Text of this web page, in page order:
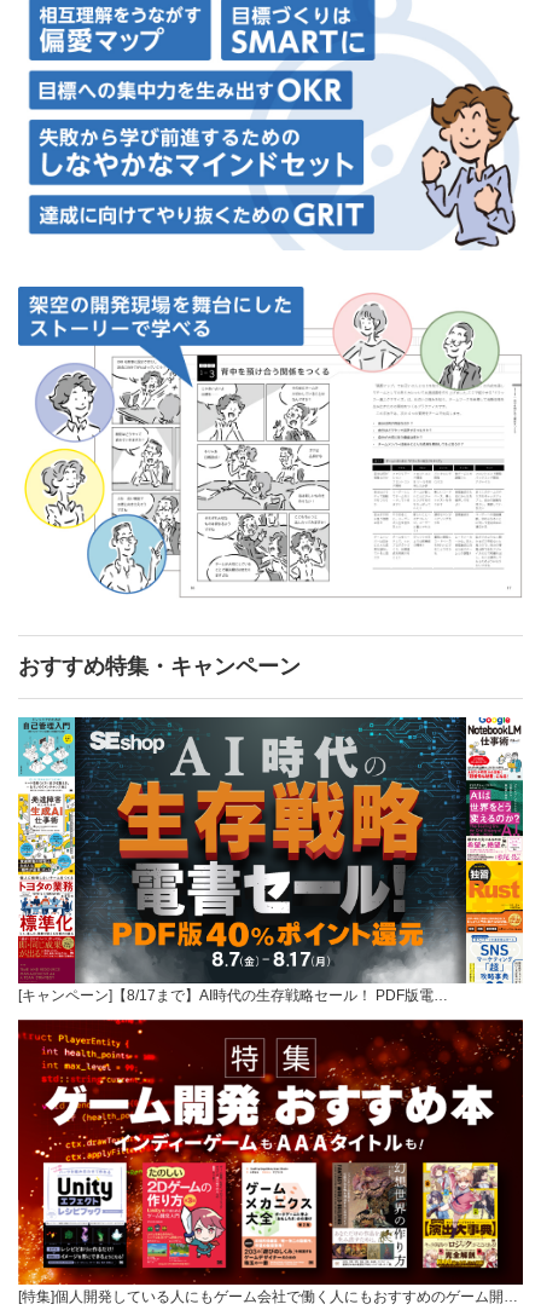
おすすめ特集・キャンペーン
[キャンペーン]【8/17まで】AI時代の生存戦略セール！ PDF版電…
[特集]個人開発している人にもゲーム会社で働く人にもおすすめのゲーム開…